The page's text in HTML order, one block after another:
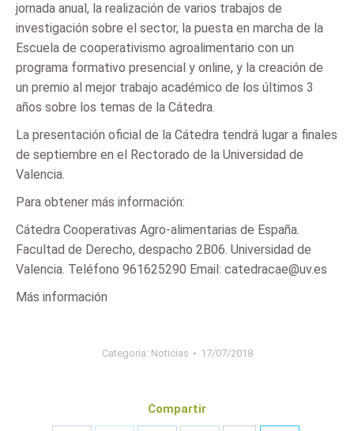
jornada anual, la realización de varios trabajos de
investigación sobre el sector, la puesta en marcha de la
Escuela de cooperativismo agroalimentario con un
programa formativo presencial y online, y la creación de
un premio al mejor trabajo académico de los últimos 3
años sobre los temas de la Cátedra.
La presentación oficial de la Cátedra tendrá lugar a finales
de septiembre en el Rectorado de la Universidad de
Valencia.
Para obtener más información:
Cátedra Cooperativas Agro-alimentarias de España.
Facultad de Derecho, despacho 2B06. Universidad de
Valencia. Teléfono 961625290 Email: catedracae@uv.es
Más información
Categoria: Noticias 17/07/2018
Compartir